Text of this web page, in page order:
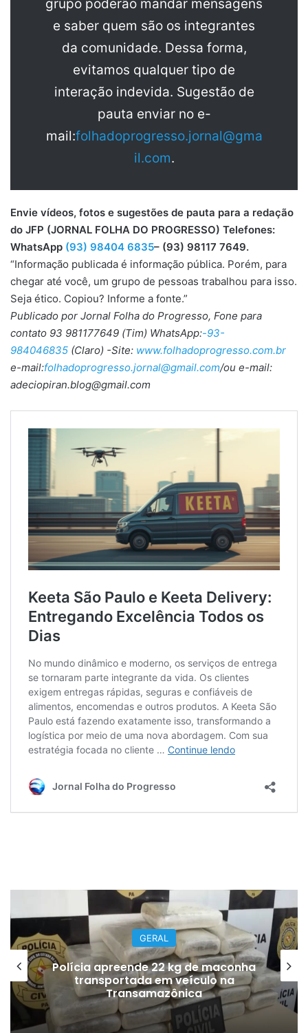
grupo poderão mandar mensagens
e saber quem são os integrantes
da comunidade. Dessa forma,
evitamos qualquer tipo de
interação indevida. Sugestão de
pauta enviar no e-
mail:folhadoprogresso.jornal@gma
il.com.
Envie vídeos, fotos e sugestões de pauta para a redação
do JFP (JORNAL FOLHA DO PROGRESSO) Telefones:
WhatsApp (93) 98404 6835– (93) 98117 7649.
“Informação publicada é informação pública. Porém, para
chegar até você, um grupo de pessoas trabalhou para isso.
Seja ético. Copiou? Informe a fonte.”
Publicado por Jornal Folha do Progresso, Fone para
contato 93 981177649 (Tim) WhatsApp:-93-
984046835 (Claro) -Site: www.folhadoprogresso.com.br
e-mail:folhadoprogresso.jornal@gmail.com/ou e-mail:
adeciopiran.blog@gmail.com
GERAL
Polícia apreende 22 kg de maconha
transportada em veículo na
Transamazônica